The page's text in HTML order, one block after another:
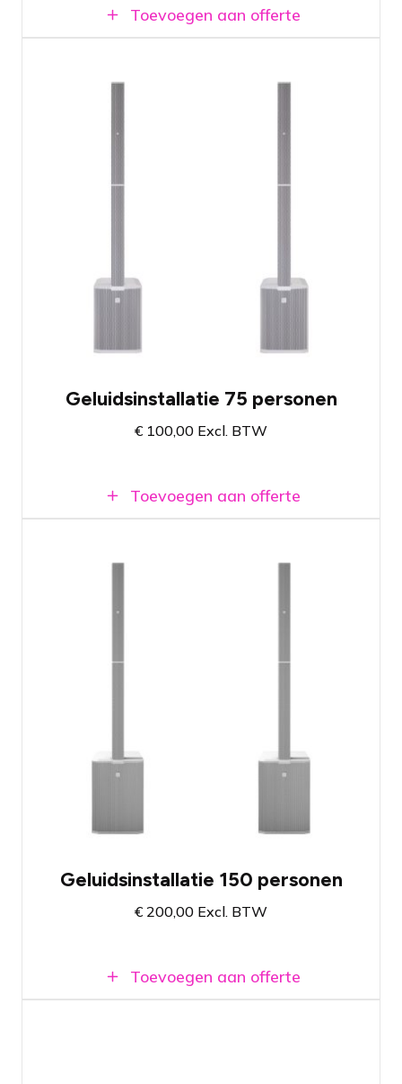
Toevoegen aan offerte
Super eenvoudig op- & af te bouwen
Geluidsinstallatie 75 personen
€ 100,00 Excl. BTW
Toevoegen aan offerte
banken plat kunnen
Geluidsinstallatie 150 personen
€ 200,00 Excl. BTW
Toevoegen aan offerte